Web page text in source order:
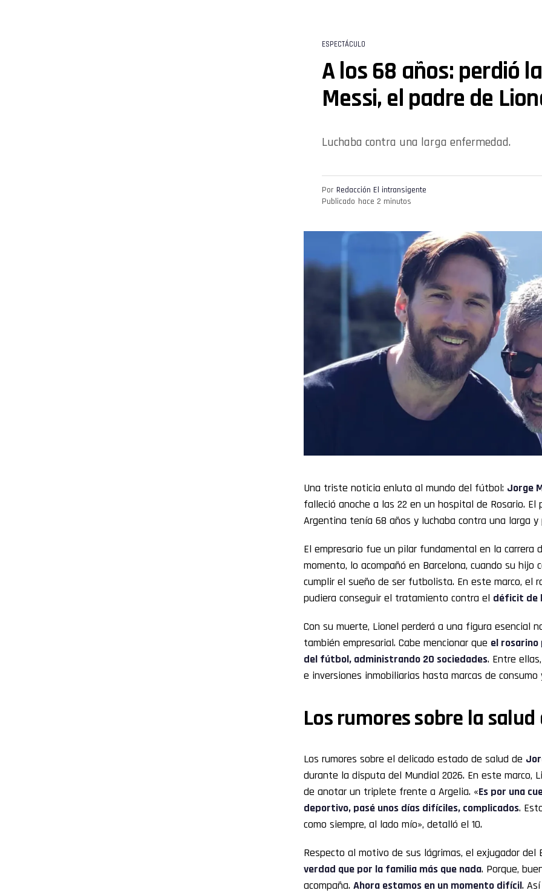
ESPECTÁCULO
A los 68 años: perdió
Messi, el padre de
Luchaba contra una larga enfermedad.
Por Redacción El intransigente
Publicado hace 2 minutos
Una triste noticia enluta al mundo del fútbol: Jorge
falleció anoche a las 22 en un hospital de Rosario.
Argentina tenía 68 años y luchaba contra una larga y
El empresario fue un pilar fundamental en la carrera
momento, lo acompañó en Barcelona, cuando su hijo
cumplir el sueño de ser futbolista. En este marco, el
pudiera conseguir el tratamiento contra el déficit de
Con su muerte, Lionel perderá a una figura esencial
también empresarial. Cabe mencionar que el
del fútbol, administrando 20 sociedades. Entre
e inversiones inmobiliarias hasta marcas de consumo
Los rumores sobre la
Los rumores sobre el delicado estado de salud de
durante la disputa del Mundial 2026. En este marco,
de anotar un triplete frente a Argelia. «Es por una
deportivo, pasé unos días difíciles, complicados.
como siempre, al lado mío», detalló el 10.
Respecto al motivo de sus lágrimas, el exjugador del
verdad que por la familia más que nada. Porque,
acompaña. Ahora estamos en un momento difícil.